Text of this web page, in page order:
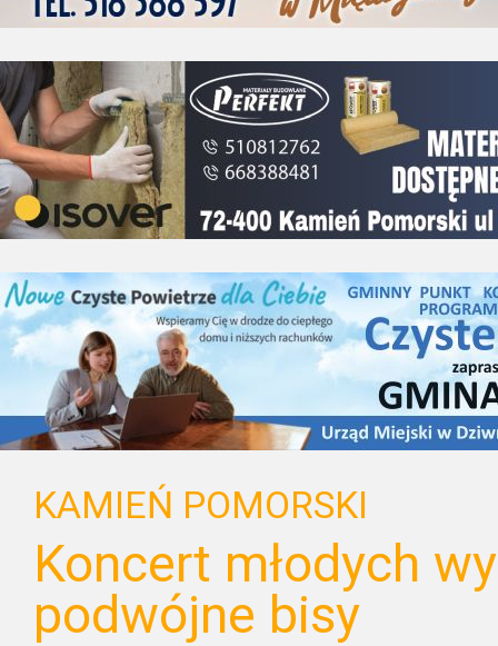
KAMIEŃ POMORSKI
Koncert młodych
podwójne bisy